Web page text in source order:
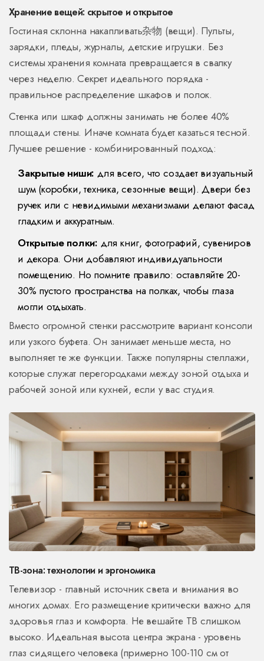
Хранение вещей: скрытое и открытое
Гостиная склонна накапливать杂物 (вещи). Пульты,
зарядки, пледы, журналы, детские игрушки. Без
системы хранения комната превращается в свалку
через неделю. Секрет идеального порядка -
правильное распределение шкафов и полок.
Стенка или шкаф должны занимать не более 40%
площади стены. Иначе комната будет казаться тесной.
Лучшее решение - комбинированный подход:
Закрытые ниши: для всего, что создает визуальный
шум (коробки, техника, сезонные вещи). Двери без
ручек или с невидимыми механизмами делают фасад
гладким и аккуратным.
Открытые полки: для книг, фотографий, сувениров
и декора. Они добавляют индивидуальности
помещению. Но помните правило: оставляйте 20-
30% пустого пространства на полках, чтобы глаза
могли отдыхать.
Вместо огромной стенки рассмотрите вариант консоли
или узкого буфета. Он занимает меньше места, но
выполняет те же функции. Также популярны стеллажи,
которые служат перегородками между зоной отдыха и
рабочей зоной или кухней, если у вас студия.
ТВ-зона: технологии и эргономика
Телевизор - главный источник света и внимания во
многих домах. Его размещение критически важно для
здоровья глаз и комфорта. Не вешайте ТВ слишком
высоко. Идеальная высота центра экрана - уровень
глаз сидящего человека (примерно 100-110 см от